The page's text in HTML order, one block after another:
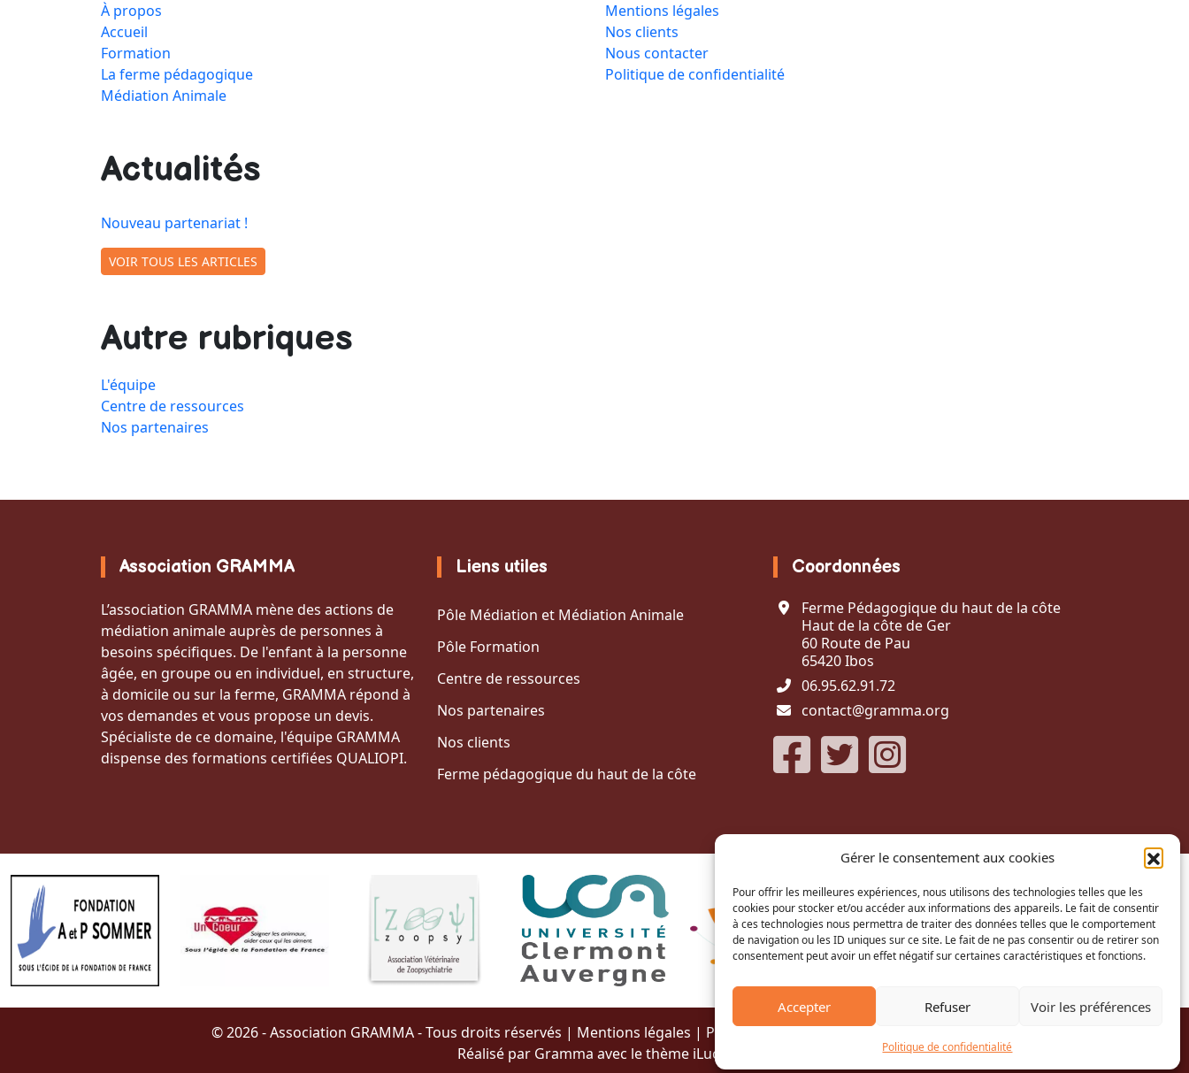
Gérer le consentement aux cookies
Pour offrir les meilleures expériences, nous utilisons des technologies telles que les
cookies pour stocker et/ou accéder aux informations des appareils. Le fait de consentir
à ces technologies nous permettra de traiter des données telles que le comportement
de navigation ou les ID uniques sur ce site. Le fait de ne pas consentir ou de retirer son
consentement peut avoir un effet négatif sur certaines caractéristiques et fonctions.
Accepter Refuser Voir les préférences
Politique de confidentialité
À propos
Accueil
Formation
La ferme pédagogique
Médiation Animale
Mentions légales
Nos clients
Nous contacter
Politique de confidentialité
Actualités
Nouveau partenariat !
VOIR TOUS LES ARTICLES
Autre rubriques
L'équipe
Centre de ressources
Nos partenaires
Association GRAMMA
L’association GRAMMA mène des actions de
médiation animale auprès de personnes à
besoins spécifiques. De l'enfant à la personne
âgée, en groupe ou en individuel, en structure,
à domicile ou sur la ferme, GRAMMA répond à
vos demandes et vous propose un devis.
Spécialiste de ce domaine, l'équipe GRAMMA
dispense des formations certifiées QUALIOPI.
Liens utiles
Pôle Médiation et Médiation Animale
Pôle Formation
Centre de ressources
Nos partenaires
Nos clients
Ferme pédagogique du haut de la côte
Coordonnées
Ferme Pédagogique du haut de la côte
Haut de la côte de Ger
60 Route de Pau
65420 Ibos
06.95.62.91.72
contact@gramma.org
© 2026 - Association GRAMMA - Tous droits réservés | Mentions légales | Politique de confidentialité
Réalisé par Gramma avec le thème iLucid